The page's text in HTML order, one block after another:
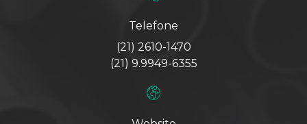
Telefone
(21) 2610-1470
(21) 9.9949-6355